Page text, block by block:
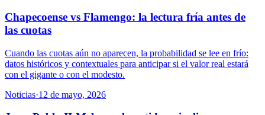
Chapecoense vs Flamengo: la lectura fría antes de
las cuotas
Cuando las cuotas aún no aparecen, la probabilidad se lee en frío:
datos históricos y contextuales para anticipar si el valor real estará
con el gigante o con el modesto.
Noticias·12 de mayo, 2026